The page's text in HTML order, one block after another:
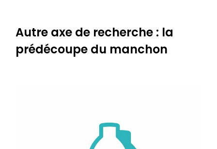
Autre axe de recherche : la
prédécoupe du manchon